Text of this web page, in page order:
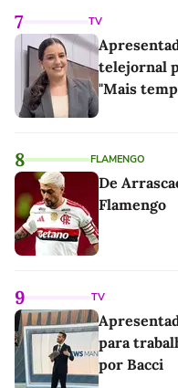
7 TV
telejornal
"Mais
8 FLAMENGO
De
Flamengo
9 TV
para
por Bacci